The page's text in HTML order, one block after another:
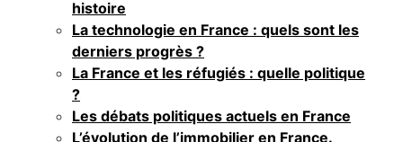
histoire
La technologie en France : quels sont les
derniers progrès ?
La France et les réfugiés : quelle politique
?
Les débats politiques actuels en France
L’évolution de l’immobilier en France.